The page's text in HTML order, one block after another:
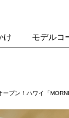
け モデルコ
プン！ハワイ「